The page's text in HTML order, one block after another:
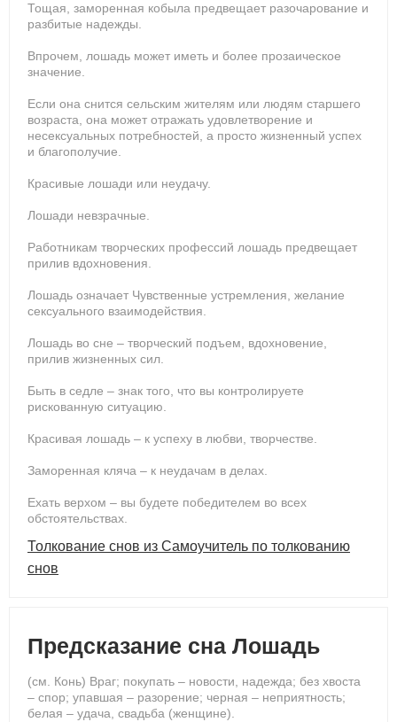
Тощая, заморенная кобыла предвещает разочарование и
разбитые надежды.
Впрочем, лошадь может иметь и более прозаическое
значение.
Если она снится сельским жителям или людям старшего
возраста, она может отражать удовлетворение и
несексуальных потребностей, а просто жизненный успех
и благополучие.
Красивые лошади или неудачу.
Лошади невзрачные.
Работникам творческих профессий лошадь предвещает
прилив вдохновения.
Лошадь означает Чувственные устремления, желание
сексуального взаимодействия.
Лошадь во сне – творческий подъем, вдохновение,
прилив жизненных сил.
Быть в седле – знак того, что вы контролируете
рискованную ситуацию.
Красивая лошадь – к успеху в любви, творчестве.
Заморенная кляча – к неудачам в делах.
Ехать верхом – вы будете победителем во всех
обстоятельствах.
Толкование снов из Самоучитель по толкованию
снов
Предсказание сна Лошадь
(см. Конь) Враг; покупать – новости, надежда; без хвоста
– спор; упавшая – разорение; черная – неприятность;
белая – удача, свадьба (женщине).